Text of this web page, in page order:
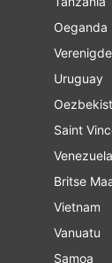
Oeganda
Uruguay
Saint
Venezuela
Britse
Vietnam
Vanuatu
Samoa